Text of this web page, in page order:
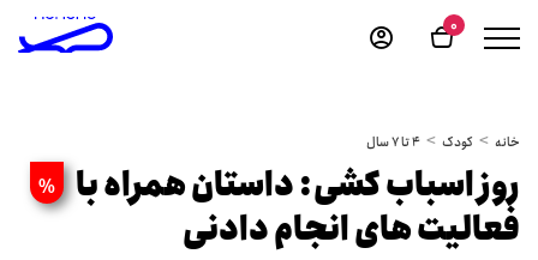
0
خانه کودک 4 تا 7 سال
%
روز اسباب کشی: داستان همراه با
فعالیت های انجام دادنی